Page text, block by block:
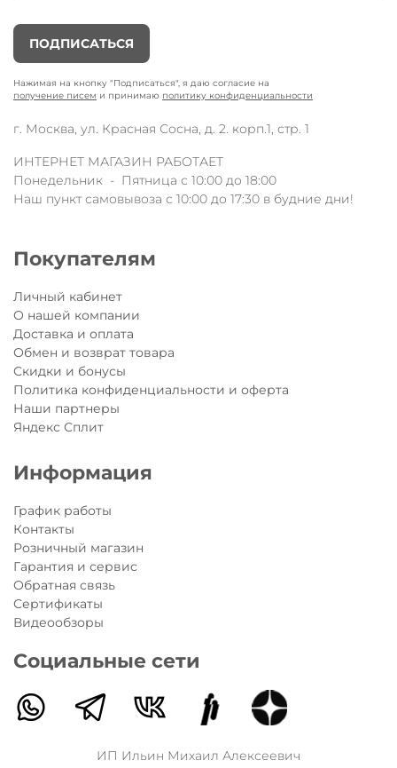
ПОДПИСАТЬСЯ
Нажимая на кнопку "Подписаться", я даю согласие на
получение писем и принимаю политику конфиденциальности
г. Москва, ул. Красная Сосна, д. 2. корп.1, стр. 1
ИНТЕРНЕТ МАГАЗИН РАБОТАЕТ
Понедельник - Пятница с 10:00 до 18:00
Наш пункт самовывоза с 10:00 до 17:30 в будние дни!
Покупателям
Личный кабинет
О нашей компании
Доставка и оплата
Обмен и возврат товара
Скидки и бонусы
Политика конфиденциальности и оферта
Наши партнеры
Яндекс Сплит
Информация
График работы
Контакты
Розничный магазин
Гарантия и сервис
Обратная связь
Сертификаты
Видеообзоры
Социальные сети
ИП Ильин Михаил Алексеевич